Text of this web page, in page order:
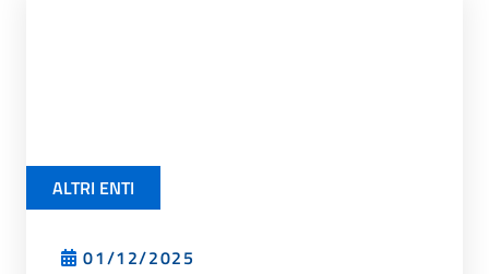
ALTRI ENTI
01/12/2025